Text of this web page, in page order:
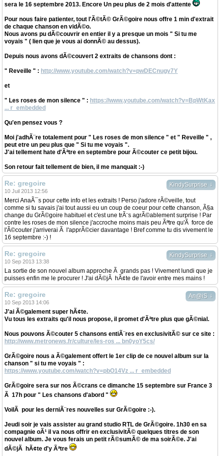
sera le 16 septembre 2013. Encore Un peu plus de 2 mois d'attente
Pour nous faire patienter, tout l'Ã©tÃ© GrÃ©goire nous offre 1 min d'extrait
de chaque chanson en vidÃ©o.
Nous avons pu dÃ©couvrir en entier il y a presque un mois " Si tu me
voyais " ( lien que je vous ai donnÃ© au dessus).
Depuis nous avons dÃ©couvert 2 extraits de chansons dont :
" Reveille " : http://www.youtube.com/watch?v=pwDECnugv7Y
et
" Les roses de mon silence " : https://www.youtube.com/watch?v=BpWtKax
... r_embedded
Qu'en pensez vous ?
Moi j'adhÃ¨re totalement pour " Les roses de mon silence " et " Reveille " ,
peut etre un peu plus que " Si tu me voyais ".
J'ai tellement hate d'Ãªtre en septembre pour Ã©couter ce petit bijou.
Son retour fait tellement de bien, il me manquait :-)
KindySurprise ↓
Re: gregoire
10 Juil 2013 12:56
Merci AnaÃ¯s pour cette info et les extraits ! Perso j'adore rÃ©veille, tout
comme si tu savais j'ai tout aussi eu un coup de coeur pour cette chanson, Ã§a
change du GrÃ©goire habituel et c'est une trÃ¨s agrÃ©ablement surprise ! Par
contre les roses de mon silence j'accroche moins mais peu Ãªtre qu'Ã force de
l'Ã©couter j'arriverai Ã l'apprÃ©cier davantage ! Bref comme tu dis vivement le
16 septembre :-) !
KindySurprise ↓
Re: gregoire
10 Sep 2013 13:38
La sortie de son nouvel album approche Ã grands pas ! Vivement lundi que je
puisses enfin me le procurer ! J'ai dÃ©jÃ hÃ¢te de l'avoir entre mes mains !
An@iS ↓
Re: gregoire
10 Sep 2013 14:06
J'ai Ã©galement super hÃ¢te.
Vu tous les extraits qu'il nous propose, il promet d'Ãªtre plus que gÃ©nial.
Nous pouvons Ã©couter 5 chansons entiÃ¨res en exclusivitÃ© sur ce site :
http://www.metronews.fr/culture/les-ros ... bn0yoY5cs/
GrÃ©goire nous a Ã©galement offert le 1er clip de ce nouvel album sur la
chanson " si tu me voyais " :
https://www.youtube.com/watch?v=pbO14Vz ... r_embedded
GrÃ©goire sera sur nos Ã©crans ce dimanche 15 septembre sur France 3
Ã 17h pour " Les chansons d'abord "
VoilÃ pour les derniÃ¨res nouvelles sur GrÃ©goire :-).
Jeudi soir je vais assister au grand studio RTL de GrÃ©goire. 1h30 en sa
compagnie oÃ¹ il va nous offrir en exclusivitÃ© quelques titres de son
nouvel album. Je vous ferais un petit rÃ©sumÃ© de ma soirÃ©e. J'ai
dÃ©jÃ hÃ¢te d'y Ãªtre